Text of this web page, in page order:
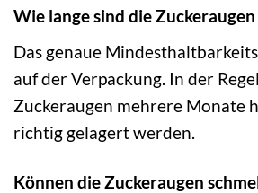
Wie lange sind die
Das genaue
auf der Verpackung. In der
Zuckeraugen mehrere Monate
richtig gelagert werden.
Können die Zuckeraugen